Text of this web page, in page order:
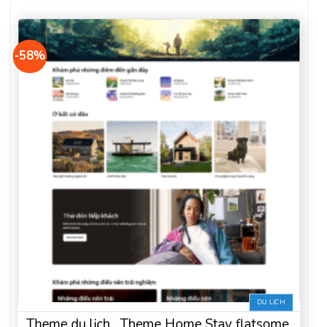
-58%
DU LỊCH